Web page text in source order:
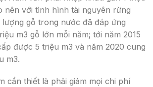
nên với tình hình tài nguyên rừng
gỗ trong nước đã đáp ứng
m3 gỗ lớn mỗi năm; tới năm 2015
được 5 triệu m3 và năm 2020 cung
m3.
cần thiết là phải giảm mọi chi phí